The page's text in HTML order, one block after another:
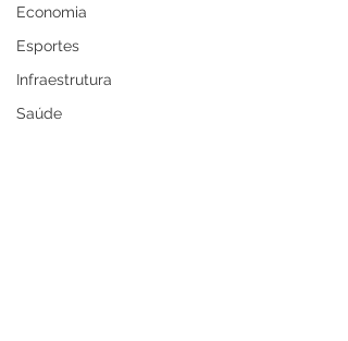
Economia
Esportes
Infraestrutura
Saúde